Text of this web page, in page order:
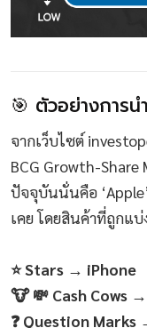
🎯 ตัวอย่างการน
จากเว็บไซต์
BCG Growth-
ปัจจุบันนั่นคือ
เคย โดยสินค้าที่ถูกแ
⭐ Stars → iPhone
🐮 💸 Cash Cows
❓ Question Marks